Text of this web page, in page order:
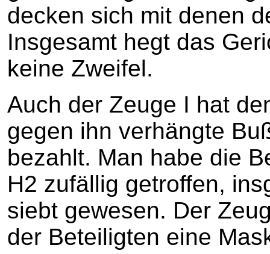
decken sich mit denen
Insgesamt hegt das
keine Zweifel.
Auch der Zeuge I hat
gegen ihn verhängte
bezahlt. Man habe die
H2 zufällig getroffen,
siebt gewesen. Der
der Beteiligten eine